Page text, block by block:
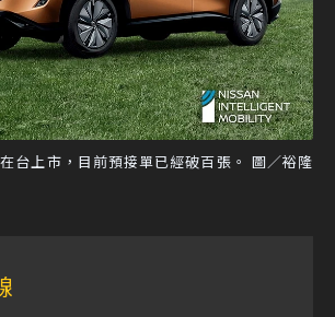
台上市，目前預接單已經破百張。 圖／裕隆